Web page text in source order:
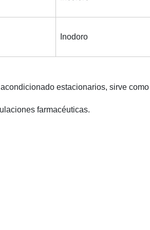
Inodoro
estacionarios, sirve
farmacéuticas.